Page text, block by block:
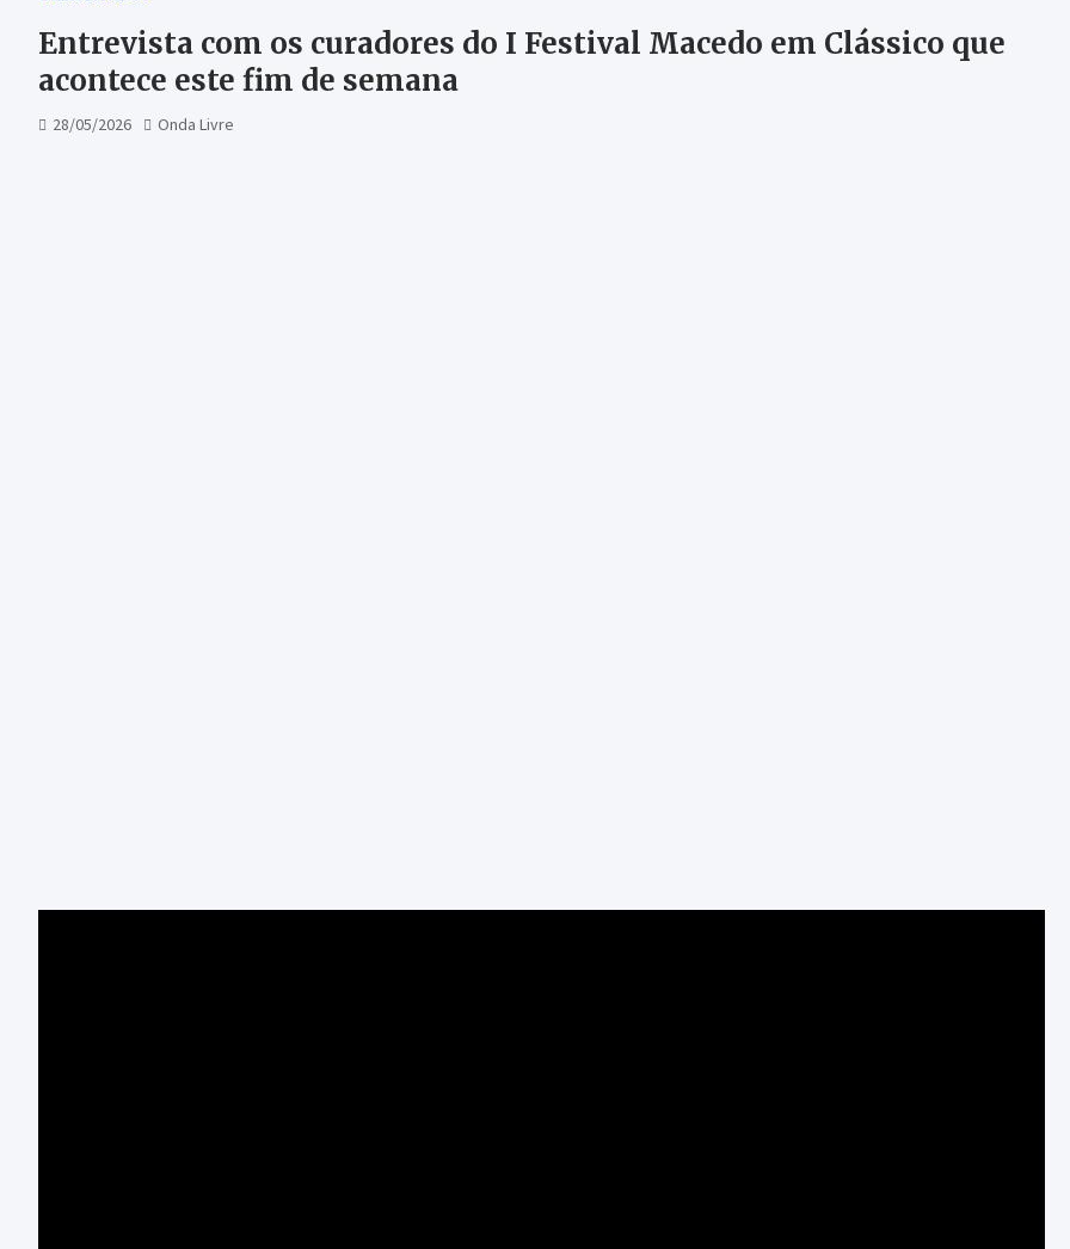
Entrevista com os curadores do I Festival Macedo em Clássico que
acontece este fim de semana
28/05/2026 Onda Livre